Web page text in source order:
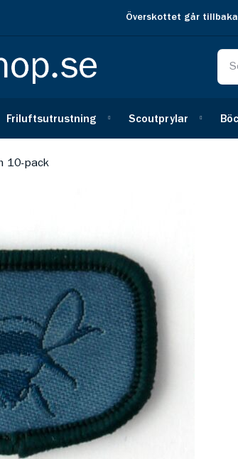
Överskottet går
Friluftsutrustning Scoutprylar
10-pack